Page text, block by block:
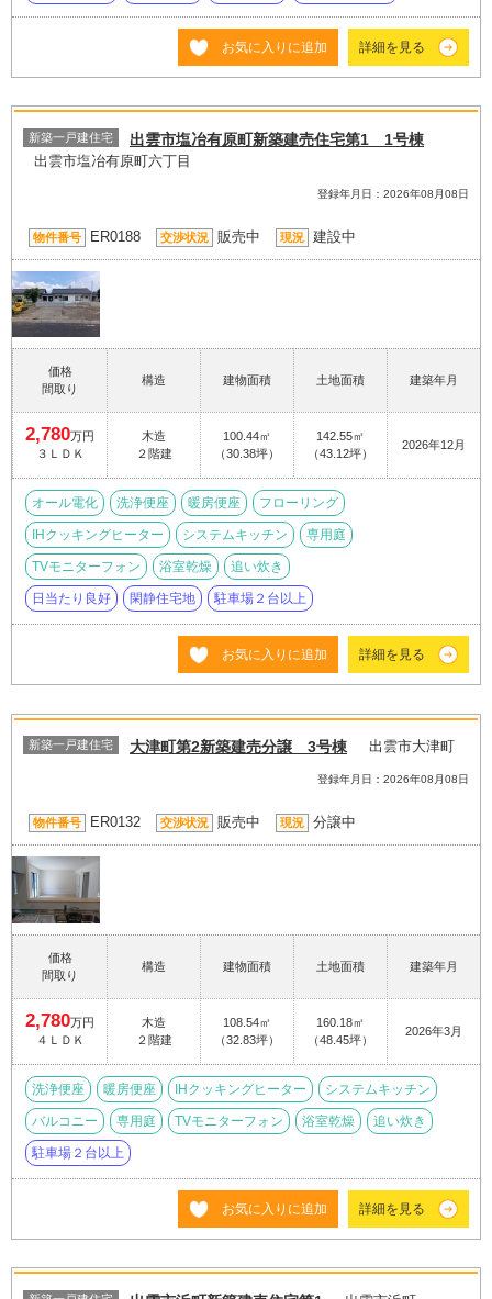
お気に入りに追加 詳細を見る
新築一戸建住宅 出雲市塩冶有原町新築建売住宅第1 1号棟
出雲市塩冶有原町六丁目
登録年月日：2026年08月08日
物件番号 ER0188 交渉状況 販売中 現況 建設中
価格
間取り
構造 建物面積 土地面積 建築年月
2,780万円
３ＬＤＫ
木造
２階建
100.44㎡
（30.38坪）
142.55㎡
（43.12坪）
2026年12月
オール電化 洗浄便座 暖房便座 フローリング
IHクッキングヒーター システムキッチン 専用庭
TVモニターフォン 浴室乾燥 追い炊き
日当たり良好 閑静住宅地 駐車場２台以上
お気に入りに追加 詳細を見る
新築一戸建住宅 大津町第2新築建売分譲 3号棟 出雲市大津町
登録年月日：2026年08月08日
物件番号 ER0132 交渉状況 販売中 現況 分譲中
価格
間取り
構造 建物面積 土地面積 建築年月
2,780万円
４ＬＤＫ
木造
２階建
108.54㎡
（32.83坪）
160.18㎡
（48.45坪）
2026年3月
洗浄便座 暖房便座 IHクッキングヒーター システムキッチン
バルコニー 専用庭 TVモニターフォン 浴室乾燥 追い炊き
駐車場２台以上
お気に入りに追加 詳細を見る